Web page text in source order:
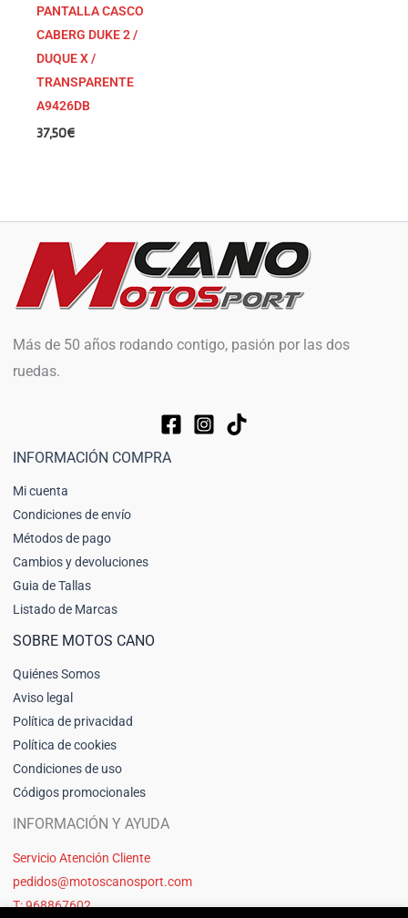
PANTALLA CASCO
CABERG DUKE 2 /
DUQUE X /
TRANSPARENTE
A9426DB
37,50€
Más de 50 años rodando contigo, pasión por las dos
ruedas.
INFORMACIÓN COMPRA
Mi cuenta
Condiciones de envío
Métodos de pago
Cambios y devoluciones
Guia de Tallas
Listado de Marcas
SOBRE MOTOS CANO
Quiénes Somos
Aviso legal
Política de privacidad
Política de cookies
Condiciones de uso
Códigos promocionales
INFORMACIÓN Y AYUDA
Servicio Atención Cliente
pedidos@motoscanosport.com
T: 968867602